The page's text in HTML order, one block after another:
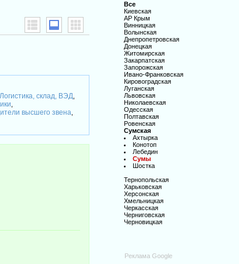
Логистика, склад, ВЭД
высшего звена
Все
Киевская
АР Крым
Винницкая
Волынская
Днепропетровская
Донецкая
Житомирская
Закарпатская
Запорожская
Ивано-Франковская
Кировоградская
Луганская
Львовская
Николаевская
Одесская
Полтавская
Ровенская
Сумская
Ахтырка
Конотоп
Лебедин
Сумы
Шостка
Тернопольская
Харьковская
Херсонская
Хмельницкая
Черкасская
Черниговская
Черновицкая
Реклама Google